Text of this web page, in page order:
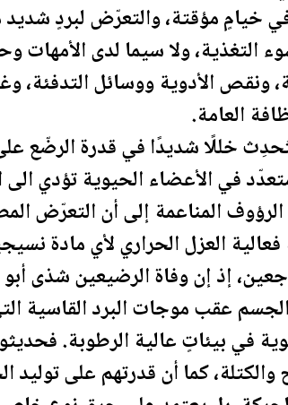
خيامٍ مؤقتة، والتعرّض لبردٍ
ولا سيما لدى الأمهات
ونقص الأدوية ووسائل التدفئة،
العامة.
خللًا شديدًا في قدرة الرضّع
في الأعضاء الحيوية تؤدي الى
المناعمة إلى أن التعرّض
عاليةالعزل الحراري لأي مادة
إذ إن وفاة الرضيعين شذى
عقب موجات البرد القاسية
في بيئاتٍعاليةالرطوبة.
كما أن قدرتهم على توليد